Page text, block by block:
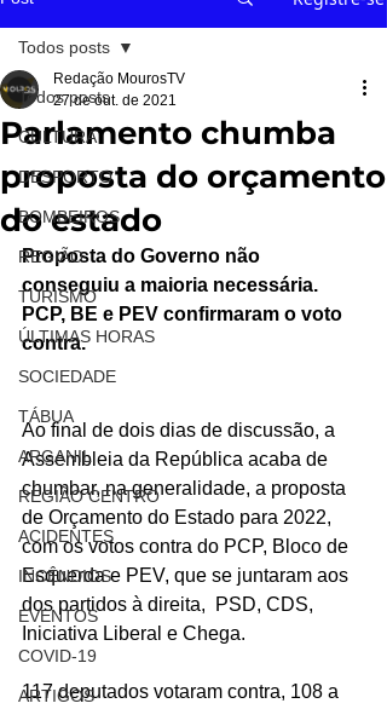
Todos posts
CULTURA
DESPORTO
BOMBEIROS
REGIÃO
TURISMO
ÚLTIMAS HORAS
SOCIEDADE
TÁBUA
ARGANIL
REGIÃO CENTRO
ACIDENTES
INCÊNDIOS
EVENTOS
COVID-19
ARTIGOS
Todos posts
Parlamento chumba
proposta do orçamento
do estado
Redação MourosTV
27 de out. de 2021
Proposta do Governo não
conseguiu a maioria necessária.
PCP, BE e PEV confirmaram o voto
contra.
Ao final de dois dias de discussão, a
Assembleia da República acaba de
chumbar, na generalidade, a proposta
de Orçamento do Estado para 2022,
com os votos contra do PCP, Bloco de
Esquerda e PEV, que se juntaram aos
dos partidos à direita,  PSD, CDS,
Iniciativa Liberal e Chega.
117 deputados votaram contra, 108 a